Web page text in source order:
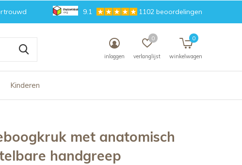
Kinderen
inloggen verlanglijst
0
winkelwagen
0
9.1 1102 beoordelingen
met anatomisch
handgreep